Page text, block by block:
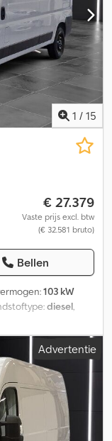
zwart met
1 / 15
€ 27.379
Vaste prijs excl. btw
(€ 32.581 bruto)
Bellen
103 kW
diesel
bestuurderscabine:
Euro 6,
, totale breedte:
2025,
cruise
Advertentie